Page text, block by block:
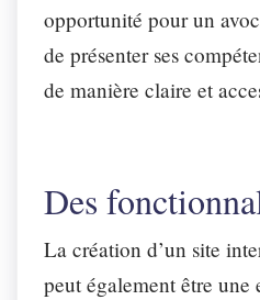
opportunité pour un
de présenter ses
de manière claire et
Des
La création d’un site
peut également être